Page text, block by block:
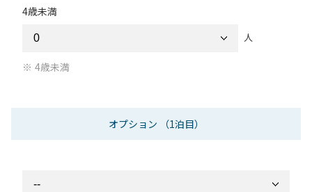
4歳未満
人
4歳未満
オプション （1泊目）